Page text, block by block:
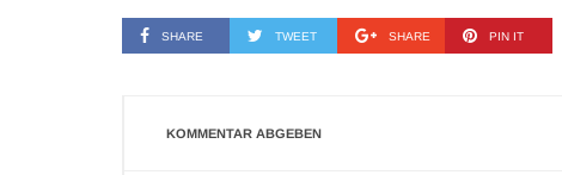
SHARE TWEET SHARE PIN IT
KOMMENTAR ABGEBEN